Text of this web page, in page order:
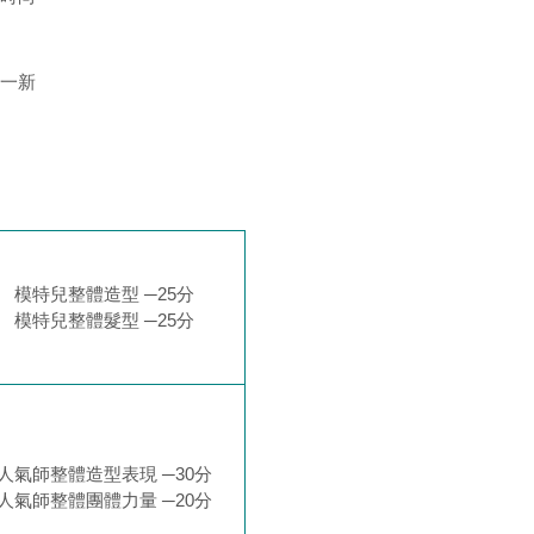
新
模特兒整體造型 ─25分
模特兒整體髮型 ─25分
氣師整體造型表現 ─30分
氣師整體團體力量 ─20分